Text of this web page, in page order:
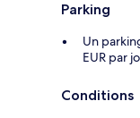
Parking
Un
EUR par
Conditions